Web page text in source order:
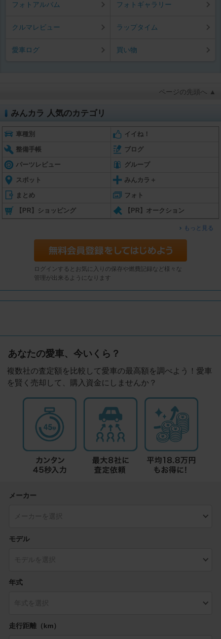
フォトアルバム フォトギャラリー
クルマレビュー ラップタイム
愛車ログ 買い物
ページの先頭へ ▲
みんカラ 人気のカテゴリ
車種別 イイね！
整備手帳 ブログ
パーツレビュー グループ
スポット みんカラ＋
まとめ フォト
【PR】ショッピング 【PR】オークション
もっと見る
ログインするとお気に入りの保存や燃費記録など様々な
管理が出来るようになります
あなたの愛車、今いくら？
複数社の査定額を比較して愛車の最高額を調べよう！愛車
を賢く売却して、購入資金にしませんか？
メーカー
モデル
年式
走行距離（km）